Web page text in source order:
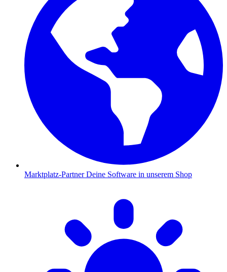
Marktplatz-Partner Deine Software in unserem Shop